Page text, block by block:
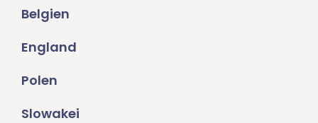
Belgien
England
Polen
Slowakei